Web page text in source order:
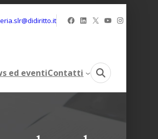
Facebook
LinkedIn
X YouTube
Instagram
ed eventiContatti